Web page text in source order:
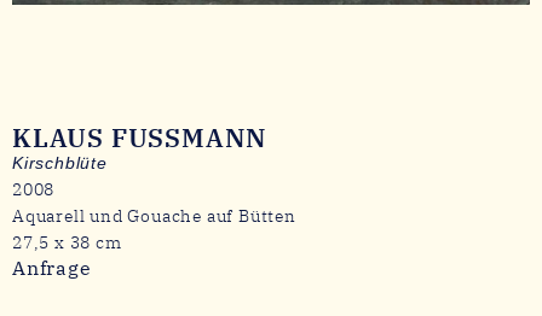
KLAUS FUSSMANN
Kirschblüte
2008
Aquarell und Gouache auf Bütten
27,5 x 38 cm
Anfrage